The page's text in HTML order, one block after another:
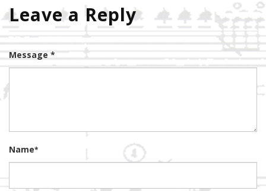
Leave a Reply
Message *
Name*